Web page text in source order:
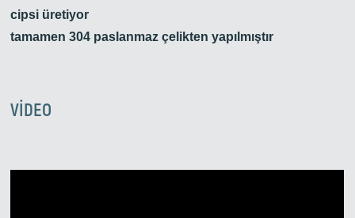
cipsi üretiyor
tamamen 304 paslanmaz çelikten yapılmıştır
VIDEO